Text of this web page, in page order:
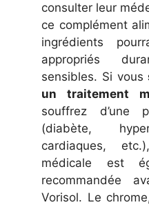
consulter leur
ce complément
ingrédients
appropriés
sensibles. Si vous
un traitement
souffrez d’une
(diabète,
cardiaques,
médicale est
recommandée
Vorisol. Le